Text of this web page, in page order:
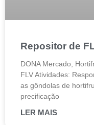
Repositor de
DONA Mercado,
FLV Atividades:
as gôndolas de
precificação
LER MAIS